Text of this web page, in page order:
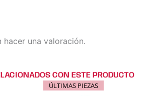
una valoración.
CON ESTE PRODUCTO
ÚLTIMAS PIEZAS